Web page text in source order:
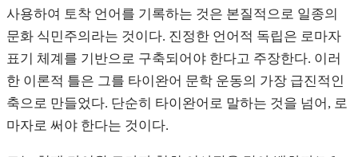
사용하여 토착 언어를 기록하는 것은 본질적으로 일종의
문화 식민주의라는 것이다. 진정한 언어적 독립은 로마자
표기 체계를 기반으로 구축되어야 한다고 주장한다. 이러
한 이론적 틀은 그를 타이완어 문학 운동의 가장 급진적인
축으로 만들었다. 단순히 타이완어로 말하는 것을 넘어, 로
마자로 써야 한다는 것이다.